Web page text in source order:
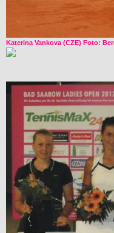
Katerina Vankova (CZE) Foto: